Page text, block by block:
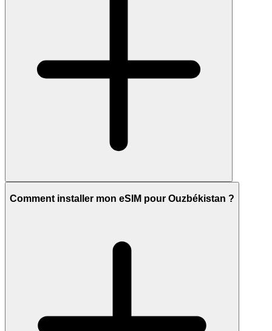
Comment installer mon eSIM pour Ouzbékistan ?